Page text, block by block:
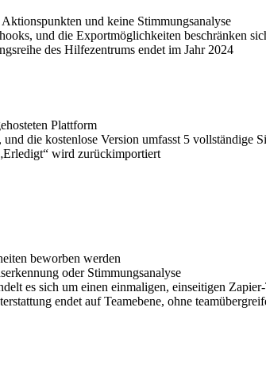
und keine Stimmungsanalyse
und die Exportmöglichkeiten beschränken
des Hilfezentrums endet im Jahr 2024
Plattform
die kostenlose Version umfasst 5 vollständige
wird zurückimportiert
beworben werden
oder Stimmungsanalyse
es sich um einen einmaligen, einseitigen
endet auf Teamebene, ohne